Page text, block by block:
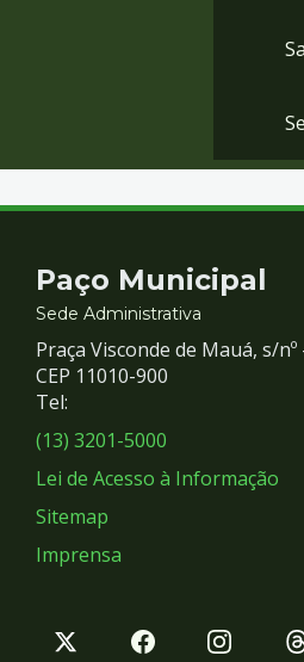
Contato
e
Redes
Sociais
Paço Municipal
Sede Administrativa
Praça Visconde de Mauá, s/
CEP 11010-900
Tel:
(13) 3201-5000
Lei de Acesso à Informação
Sitemap
Imprensa